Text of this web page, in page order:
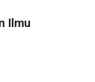
Ilmu